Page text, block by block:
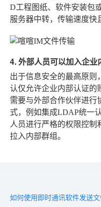
D工程图纸、软件安装包
服务器中转，传输速度快
4. 外部人员可以加入企业
出于信息安全的最高原则
认仅允许企业内部认证的
需要与外部合作伙伴进行
式，例如集成LDAP统一
人员进行严格的权限控制
拉入内部群组。
如何使用即时通讯软件发送